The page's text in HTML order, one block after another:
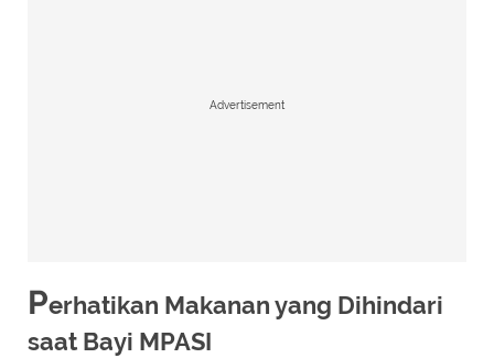
Advertisement
Perhatikan Makanan yang Dihindari
saat Bayi MPASI